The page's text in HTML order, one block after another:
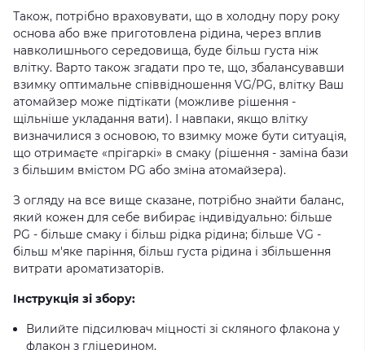
Також, потрібно враховувати, що в холодну пору року
основа або вже приготовлена ​​рідина, через вплив
навколишнього середовища, буде більш густа ніж
влітку. Варто також згадати про те, що, збалансувавши
взимку оптимальне співвідношення VG/PG, влітку Ваш
атомайзер може підтікати (можливе рішення -
щільніше укладання вати). І навпаки, якщо влітку
визначилися з основою, то взимку може бути ситуація,
що отримаєте «прігаркі» в смаку (рішення - заміна бази
з більшим вмістом PG або зміна атомайзера).
З огляду на все вище сказане, потрібно знайти баланс,
який кожен для себе вибирає індивідуально: більше
PG - більше смаку і більш рідка рідина; більше VG -
більш м'яке паріння, більш густа рідина і збільшення
витрати ароматизаторів.
Інструкція зі збору:
Вилийте підсилювач міцності зі скляного флакона у
флакон з гліцерином.